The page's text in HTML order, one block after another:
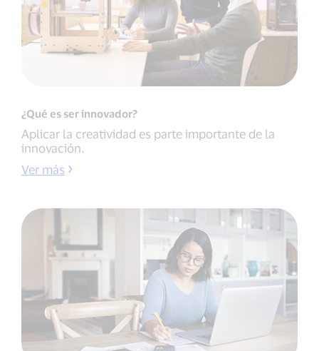
¿Qué es ser innovador?
Aplicar la creatividad es parte importante de la
innovación.
Ver más